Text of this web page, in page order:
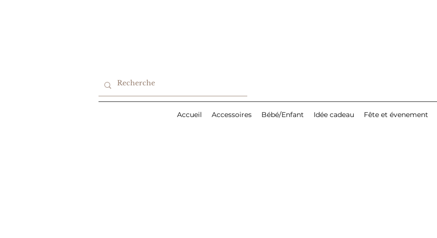
Accueil Accessoires Bébé/Enfant Idée cadeau Fête et évenement